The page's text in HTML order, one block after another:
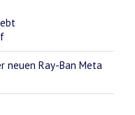
neuen Ray-Ban Meta